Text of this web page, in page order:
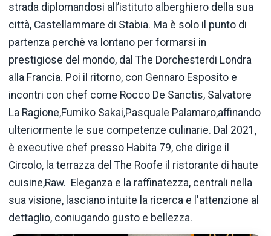
strada diplomandosi all’istituto alberghiero della sua
città, Castellammare di Stabia. Ma è solo il punto di
partenza perchè va lontano per formarsi in
prestigiose del mondo, dal The Dorchesterdi Londra
alla Francia. Poi il ritorno, con Gennaro Esposito e
incontri con chef come Rocco De Sanctis, Salvatore
La Ragione,Fumiko Sakai,Pasquale Palamaro,affinando
ulteriormente le sue competenze culinarie. Dal 2021,
è executive chef presso Habita 79, che dirige il
Circolo, la terrazza del The Roofe il ristorante di haute
cuisine,Raw. Eleganza e la raffinatezza, centrali nella
sua visione, lasciano intuite la ricerca e l'attenzione al
dettaglio, coniugando gusto e bellezza.